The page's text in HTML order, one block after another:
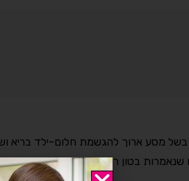
מסע ארוך להגשמת חלום-ילד בריא
שנאמרות בטון רך ועוטף היא דקרה